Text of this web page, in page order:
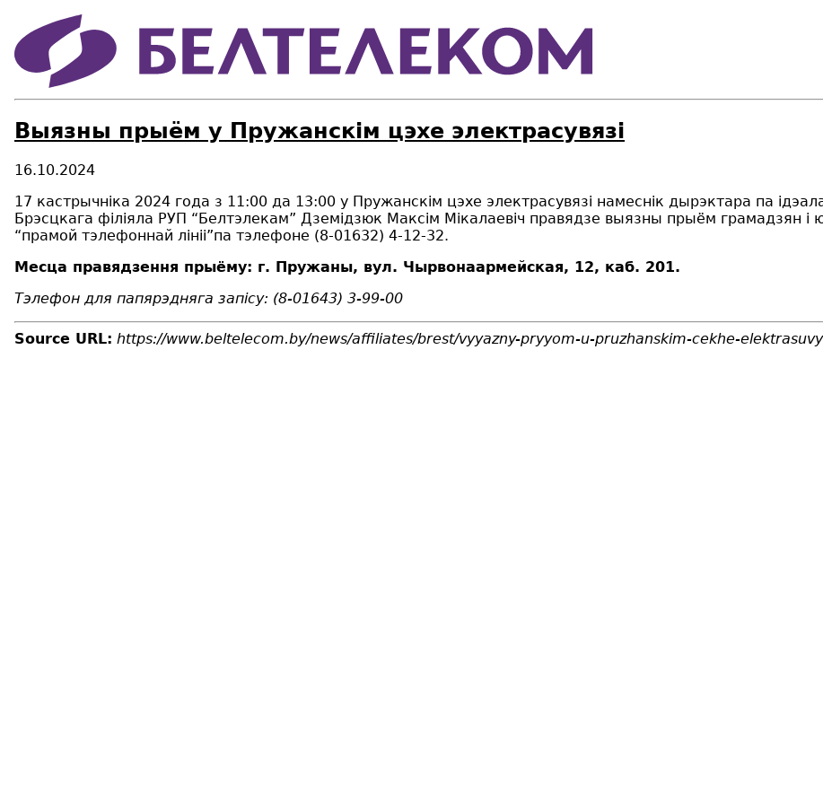
Выязны прыём у Пружанскім цэхе электрасувязі
16.10.2024
17 кастрычніка 2024 года з 11:00 да 13:00 у Пружанскім цэхе электрасувязі намеснік дырэктара па
Брэсцкага філіяла РУП “Белтэлекам” Дземідзюк Максім Мікалаевіч правядзе выязны прыём грамадзян
“прамой тэлефоннай лініі”па тэлефоне (8-01632) 4-12-32.
Месца правядзення прыёму: г. Пружаны, вул. Чырвонаармейская, 12, каб. 201.
Тэлефон для папярэдняга запісу: (8-01643) 3-99-00
Source URL: https://www.beltelecom.by/news/affiliates/brest/vyyazny-pryyom-u-pruzhanskim-cekhe-